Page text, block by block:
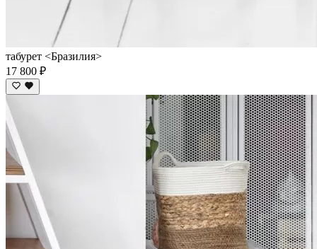
табурет <Бразилия>
17 800 ₽